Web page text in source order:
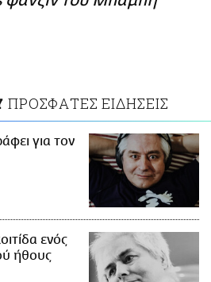
ΠΡΟΣΦΑΤΕΣ ΕΙΔΗΣΕΙΣ
για τον
ενός
ήθους